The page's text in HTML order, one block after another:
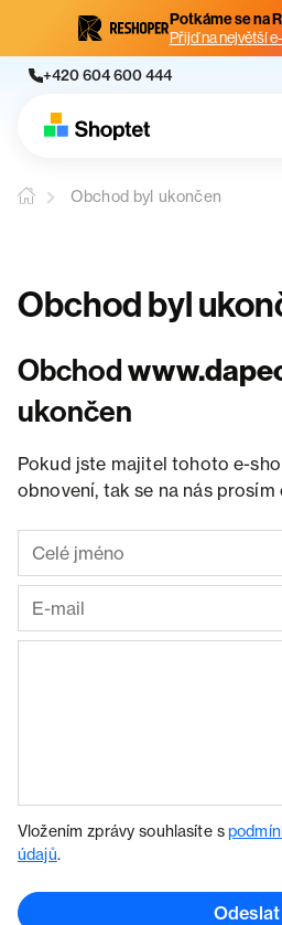
Potkáme se na
Přijď na největší
+420 604 600 444
Obchod byl ukončen
Obchod byl
Obchod
ukončen
Pokud jste majitel tohoto e-
obnovení, tak se na nás
Vložením zprávy souhlasíte s
údajů.
Odeslat